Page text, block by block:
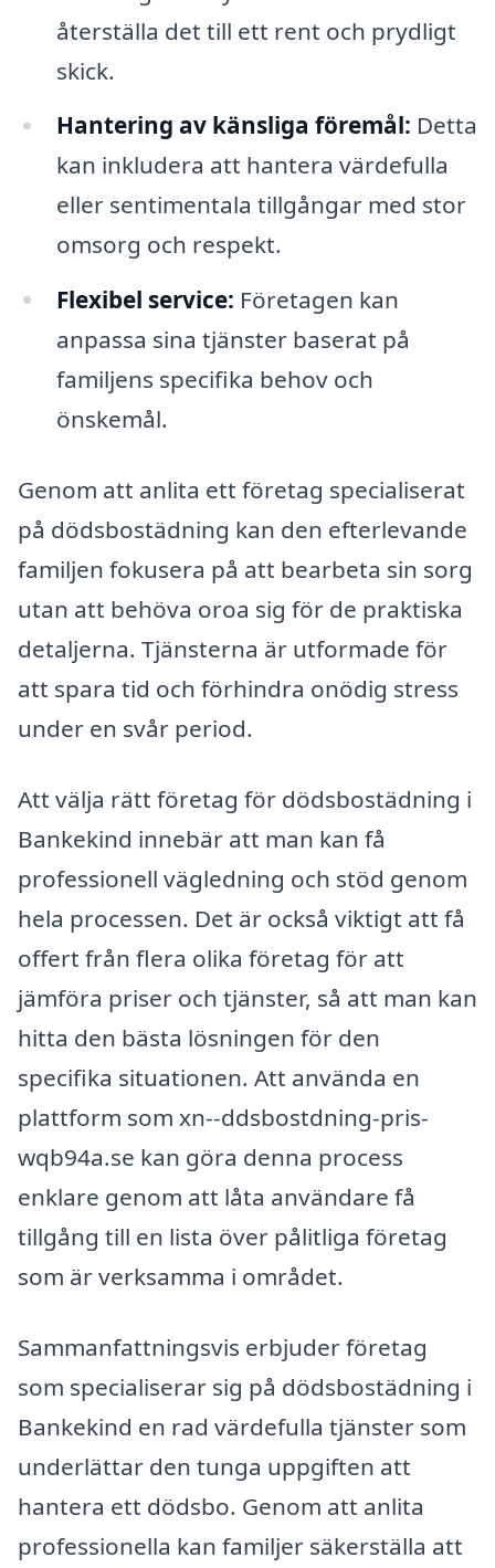
återställa det till ett rent och prydligt
skick.
Hantering av känsliga föremål: Detta
kan inkludera att hantera värdefulla
eller sentimentala tillgångar med stor
omsorg och respekt.
Flexibel service: Företagen kan
anpassa sina tjänster baserat på
familjens specifika behov och
önskemål.
Genom att anlita ett företag specialiserat
på dödsbostädning kan den efterlevande
familjen fokusera på att bearbeta sin sorg
utan att behöva oroa sig för de praktiska
detaljerna. Tjänsterna är utformade för
att spara tid och förhindra onödig stress
under en svår period.
Att välja rätt företag för dödsbostädning i
Bankekind innebär att man kan få
professionell vägledning och stöd genom
hela processen. Det är också viktigt att få
offert från flera olika företag för att
jämföra priser och tjänster, så att man kan
hitta den bästa lösningen för den
specifika situationen. Att använda en
plattform som xn--ddsbostdning-pris-
wqb94a.se kan göra denna process
enklare genom att låta användare få
tillgång till en lista över pålitliga företag
som är verksamma i området.
Sammanfattningsvis erbjuder företag
som specialiserar sig på dödsbostädning i
Bankekind en rad värdefulla tjänster som
underlättar den tunga uppgiften att
hantera ett dödsbo. Genom att anlita
professionella kan familjer säkerställa att